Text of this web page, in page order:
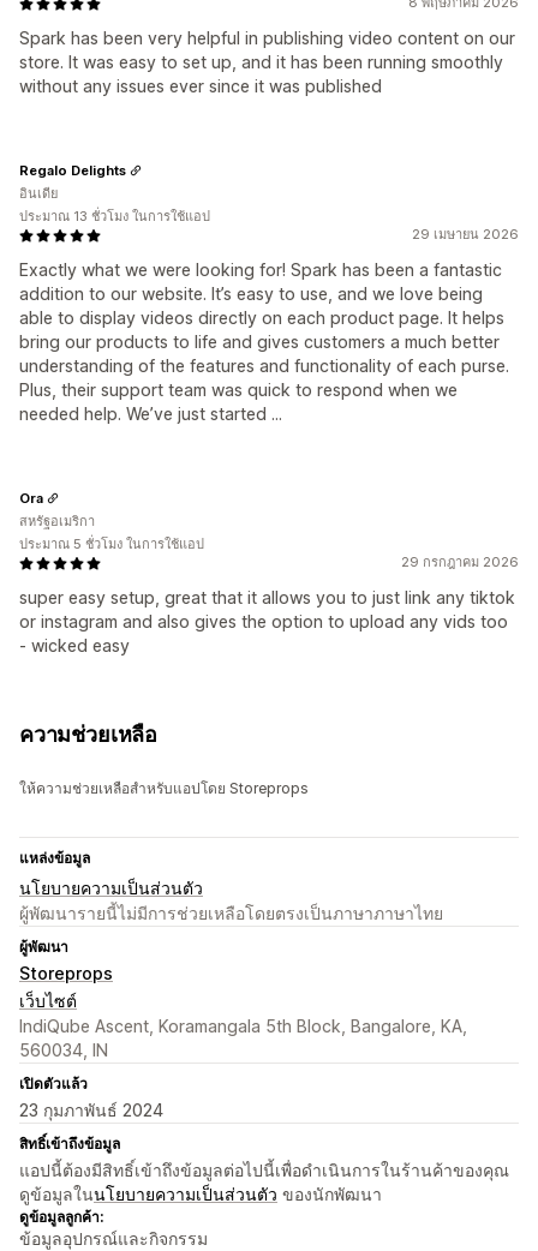
Spark has been very helpful in publishing video content on our
store. It was easy to set up, and it has been running smoothly
without any issues ever since it was published
29 เมษายน 2026
Exactly what we were looking for! Spark has been a fantastic
addition to our website. It’s easy to use, and we love being
able to display videos directly on each product page. It helps
bring our products to life and gives customers a much better
understanding of the features and functionality of each purse.
Plus, their support team was quick to respond when we
needed help. We’ve just started ...
Regalo Delights
อินเดีย
ประมาณ 13 ชั่วโมง ในการใช้แอป
29 กรกฎาคม 2026
super easy setup, great that it allows you to just link any tiktok
or instagram and also gives the option to upload any vids too
- wicked easy
Ora
สหรัฐอเมริกา
ประมาณ 5 ชั่วโมง ในการใช้แอป
ความช่วยเหลือ
ให้ความช่วยเหลือสำหรับแอปโดย Storeprops
แหล่งข้อมูล
นโยบายความเป็นส่วนตัว
ผู้พัฒนารายนี้ไม่มีการช่วยเหลือโดยตรงเป็นภาษาภาษาไทย
ผู้พัฒนา
Storeprops
เว็บไซต์
IndiQube Ascent, Koramangala 5th Block, Bangalore, KA,
560034, IN
เปิดตัวแล้ว
23 กุมภาพันธ์ 2024
สิทธิ์เข้าถึงข้อมูล
แอปนี้ต้องมีสิทธิ์เข้าถึงข้อมูลต่อไปนี้เพื่อดำเนินการในร้านค้าของคุณ
ดูข้อมูลในนโยบายความเป็นส่วนตัว ของนักพัฒนา
ดูข้อมูลลูกค้า:
ข้อมูลอุปกรณ์และกิจกรรม